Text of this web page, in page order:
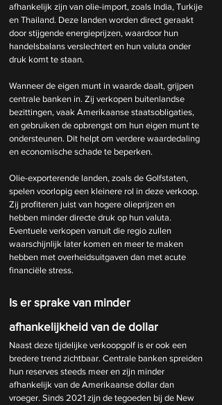
afhankelijk zijn van olie-import, zoals India, Turkije
en Thailand. Deze landen worden direct geraakt
door stijgende energieprijzen, waardoor hun
handelsbalans verslechtert en hun valuta onder
druk komt te staan.
Wanneer de eigen munt in waarde daalt, grijpen
centrale banken in. Zij verkopen buitenlandse
bezittingen, vaak Amerikaanse staatsobligaties,
en gebruiken de opbrengst om hun eigen munt te
ondersteunen. Dit helpt om verdere waardedaling
en economische schade te beperken.
Olie-exporterende landen, zoals de Golfstaten,
spelen voorlopig een kleinere rol in deze verkoop.
Zij profiteren juist van hogere olieprijzen en
hebben minder directe druk op hun valuta.
Eventuele verkopen vanuit die regio zullen
waarschijnlijk later komen en meer te maken
hebben met overheidsuitgaven dan met acute
financiële stress.
Is er sprake van minder
afhankelijkheid van de dollar
Naast deze tijdelijke verkoopgolf is er ook een
bredere trend zichtbaar. Centrale banken spreiden
hun reserves steeds meer en zijn minder
afhankelijk van de Amerikaanse dollar dan
vroeger. Sinds 2021 zijn de tegoeden bij de New